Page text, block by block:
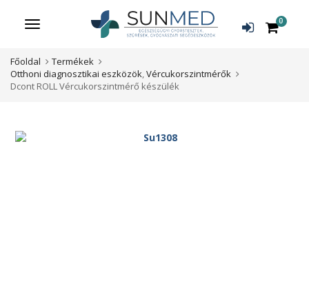
Menü 0
Főoldal
Termékek
Otthoni diagnosztikai eszközök,Vércukorszintmérők
Dcont ROLL Vércukorszintmérő készülék